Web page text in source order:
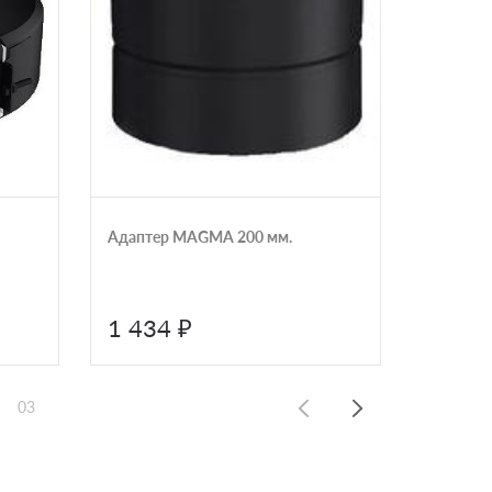
Адаптер MAGMA 200 мм.
1 434 ₽
03